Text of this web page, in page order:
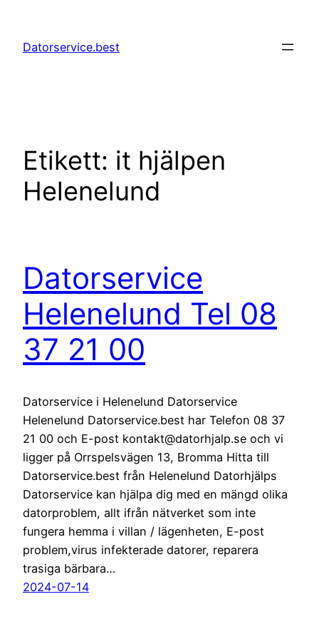
innehåll
Datorservice.best
Etikett: it hjälpen
Helenelund
Datorservice
Helenelund Tel 08
37 21 00
Datorservice i Helenelund Datorservice
Helenelund Datorservice.best har Telefon 08 37
21 00 och E-post kontakt@datorhjalp.se och vi
ligger på Orrspelsvägen 13, Bromma Hitta till
Datorservice.best från Helenelund Datorhjälps
Datorservice kan hjälpa dig med en mängd olika
datorproblem, allt ifrån nätverket som inte
fungera hemma i villan / lägenheten, E-post
problem,virus infekterade datorer, reparera
trasiga bärbara…
2024-07-14